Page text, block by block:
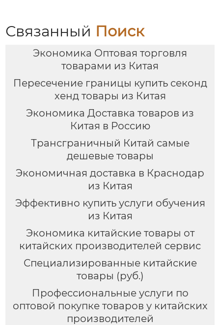
Связанный Поиск
Экономика Оптовая торговля
товарами из Китая
Пересечение границы купить секонд
хенд товары из Китая
Экономика Доставка товаров из
Китая в Россию
Трансграничный Китай самые
дешевые товары
Экономичная доставка в Краснодар
из Китая
Эффективно купить услуги обучения
из Китая
Экономика китайские товары от
китайских производителей сервис
Специализированные китайские
товары (руб.)
Профессиональные услуги по
оптовой покупке товаров у китайских
производителей